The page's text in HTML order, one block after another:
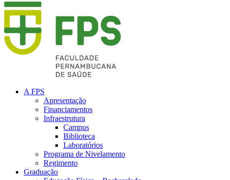
A FPS
Apresentação
Financiamentos
Infraestrutura
Campus
Biblioteca
Laboratórios
Programa de Nivelamento
Regimento
Graduação